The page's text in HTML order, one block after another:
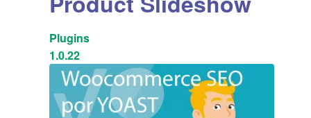
Plugins
1.0.22